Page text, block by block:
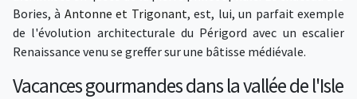
Bories, à Antonne et Trigonant, est, lui, un parfait exemple
de l'évolution architecturale du Périgord avec un escalier
Renaissance venu se greffer sur une bâtisse médiévale.
Vacances gourmandes dans la vallée de l'Isle